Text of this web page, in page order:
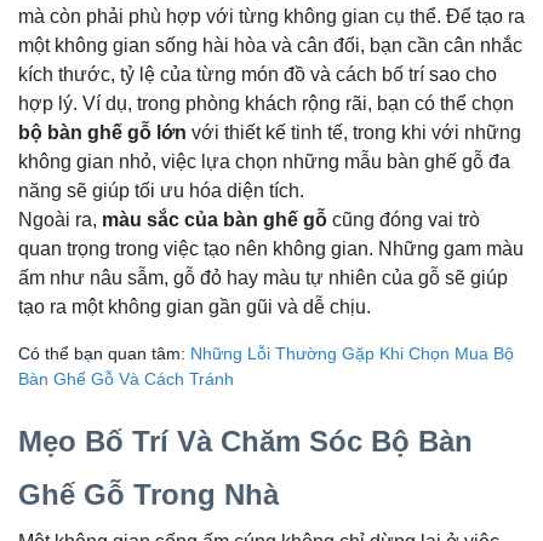
mà còn phải phù hợp với từng không gian cụ thể. Để tạo ra
một không gian sống hài hòa và cân đối, bạn cần cân nhắc
kích thước, tỷ lệ của từng món đồ và cách bố trí sao cho
hợp lý. Ví dụ, trong phòng khách rộng rãi, bạn có thể chọn
bộ bàn ghế gỗ lớn với thiết kế tinh tế, trong khi với những
không gian nhỏ, việc lựa chọn những mẫu bàn ghế gỗ đa
năng sẽ giúp tối ưu hóa diện tích.
Ngoài ra, màu sắc của bàn ghế gỗ cũng đóng vai trò
quan trọng trong việc tạo nên không gian. Những gam màu
ấm như nâu sẫm, gỗ đỏ hay màu tự nhiên của gỗ sẽ giúp
tạo ra một không gian gần gũi và dễ chịu.
Có thể bạn quan tâm: Những Lỗi Thường Gặp Khi Chọn Mua Bộ
Bàn Ghế Gỗ Và Cách Tránh
Mẹo Bố Trí Và Chăm Sóc Bộ Bàn
Ghế Gỗ Trong Nhà